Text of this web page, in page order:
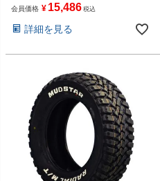
会員価格 ¥ 15,486 税込
詳細を見る